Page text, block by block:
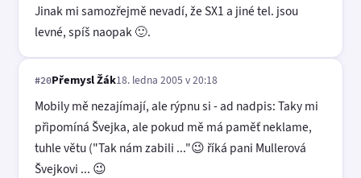
Jinak mi samozřejmě nevadí, že SX1 a jiné tel. jsou
levné, spíš naopak 🙂.
#20Přemysl Žák18. ledna 2005 v 20:18
Mobily mě nezajímají, ale rýpnu si - ad nadpis: Taky mi
připomíná Švejka, ale pokud mě má paměť neklame,
tuhle větu ("Tak nám zabili ..."😉 říká pani Mullerová
Švejkovi ... 😉